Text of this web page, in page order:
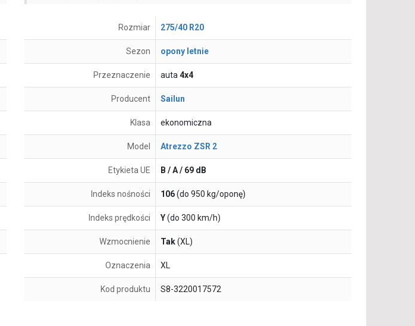
Rozmiar 275/40 R20
Sezon opony letnie
Przeznaczenie auta4x4
Producent Sailun
Klasa ekonomiczna
Model Atrezzo ZSR 2
Etykieta UE B / A / 69 dB
Indeks nośności 106(do 950 kg/oponę)
Indeks prędkości Y(do 300 km/h)
Wzmocnienie Tak(XL)
Oznaczenia XL
Kod produktu S8-3220017572